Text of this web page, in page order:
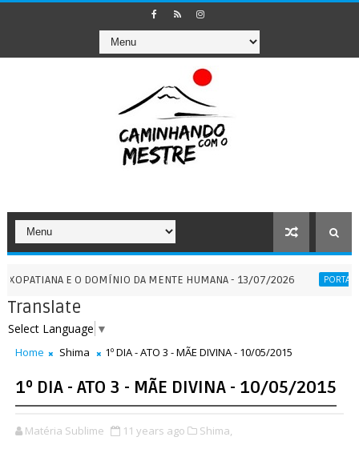
E O DOMÍNIO DA MENTE HUMANA - 13/07/2026 PORTAIS
Translate
Select Language ▼
Home Shima 1º DIA - ATO 3 - MÃE DIVINA - 10/05/2015
1º DIA - ATO 3 - MÃE DIVINA - 10/05/2015
Matéria Sublime 11 years ago Shima,